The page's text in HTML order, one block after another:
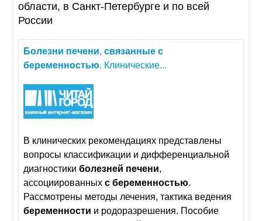
области, в Санкт-Петербурге и по всей
России
Болезни печени,связанные с
беременностью. Клинические...
В клинических рекомендациях представлены
вопросы классификации и дифференциальной
диагностикиболезней печени,
ассоциированныхс беременностью.
Рассмотрены методы лечения, тактика ведения
беременности и родоразрешения. Пособие